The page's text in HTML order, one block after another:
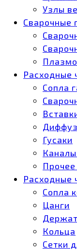
Узлы
Сварочные
Расходные
Сопла
Гусаки
Прочее
Расходные
Сопла
Цанги
Кольца
Сетки